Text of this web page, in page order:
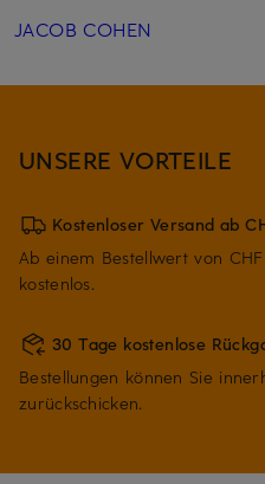
JACOB COHEN
UNSERE VORTEILE
Kostenloser Versand ab
Ab einem Bestellwert von
kostenlos.
30 Tage kostenlose
Bestellungen können Sie
zurückschicken.